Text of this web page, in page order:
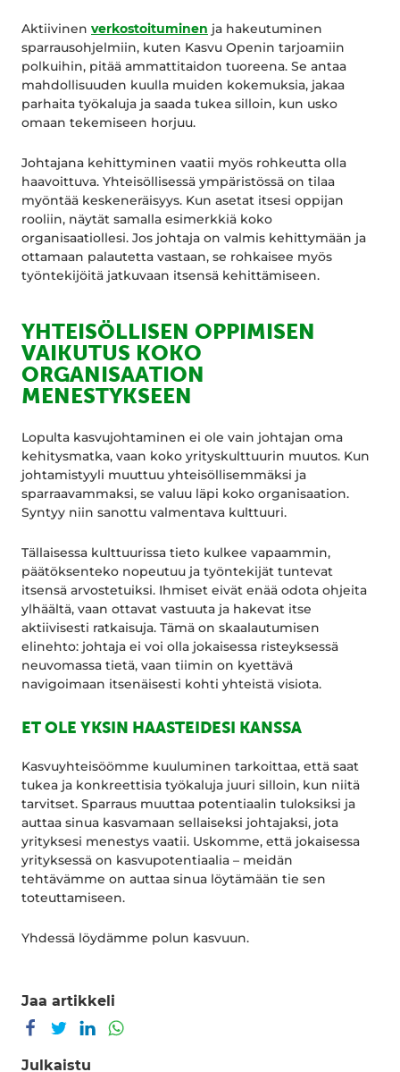
Aktiivinen verkostoituminen ja hakeutuminen
sparrausohjelmiin, kuten Kasvu Openin tarjoamiin
polkuihin, pitää ammattitaidon tuoreena. Se antaa
mahdollisuuden kuulla muiden kokemuksia, jakaa
parhaita työkaluja ja saada tukea silloin, kun usko
omaan tekemiseen horjuu.
Johtajana kehittyminen vaatii myös rohkeutta olla
haavoittuva. Yhteisöllisessä ympäristössä on tilaa
myöntää keskeneräisyys. Kun asetat itsesi oppijan
rooliin, näytät samalla esimerkkiä koko
organisaatiollesi. Jos johtaja on valmis kehittymään ja
ottamaan palautetta vastaan, se rohkaisee myös
työntekijöitä jatkuvaan itsensä kehittämiseen.
YHTEISÖLLISEN OPPIMISEN
VAIKUTUS KOKO
ORGANISAATION
MENESTYKSEEN
Lopulta kasvujohtaminen ei ole vain johtajan oma
kehitysmatka, vaan koko yrityskulttuurin muutos. Kun
johtamistyyli muuttuu yhteisöllisemmäksi ja
sparraavammaksi, se valuu läpi koko organisaation.
Syntyy niin sanottu valmentava kulttuuri.
Tällaisessa kulttuurissa tieto kulkee vapaammin,
päätöksenteko nopeutuu ja työntekijät tuntevat
itsensä arvostetuiksi. Ihmiset eivät enää odota ohjeita
ylhäältä, vaan ottavat vastuuta ja hakevat itse
aktiivisesti ratkaisuja. Tämä on skaalautumisen
elinehto: johtaja ei voi olla jokaisessa risteyksessä
neuvomassa tietä, vaan tiimin on kyettävä
navigoimaan itsenäisesti kohti yhteistä visiota.
ET OLE YKSIN HAASTEIDESI KANSSA
Kasvuyhteisöömme kuuluminen tarkoittaa, että saat
tukea ja konkreettisia työkaluja juuri silloin, kun niitä
tarvitset. Sparraus muuttaa potentiaalin tuloksiksi ja
auttaa sinua kasvamaan sellaiseksi johtajaksi, jota
yrityksesi menestys vaatii. Uskomme, että jokaisessa
yrityksessä on kasvupotentiaalia – meidän
tehtävämme on auttaa sinua löytämään tie sen
toteuttamiseen.
Yhdessä löydämme polun kasvuun.
Jaa artikkeli
Jaa Facebookissa
Jaa TwitterissäJaa LinkedInissä
Julkaistu